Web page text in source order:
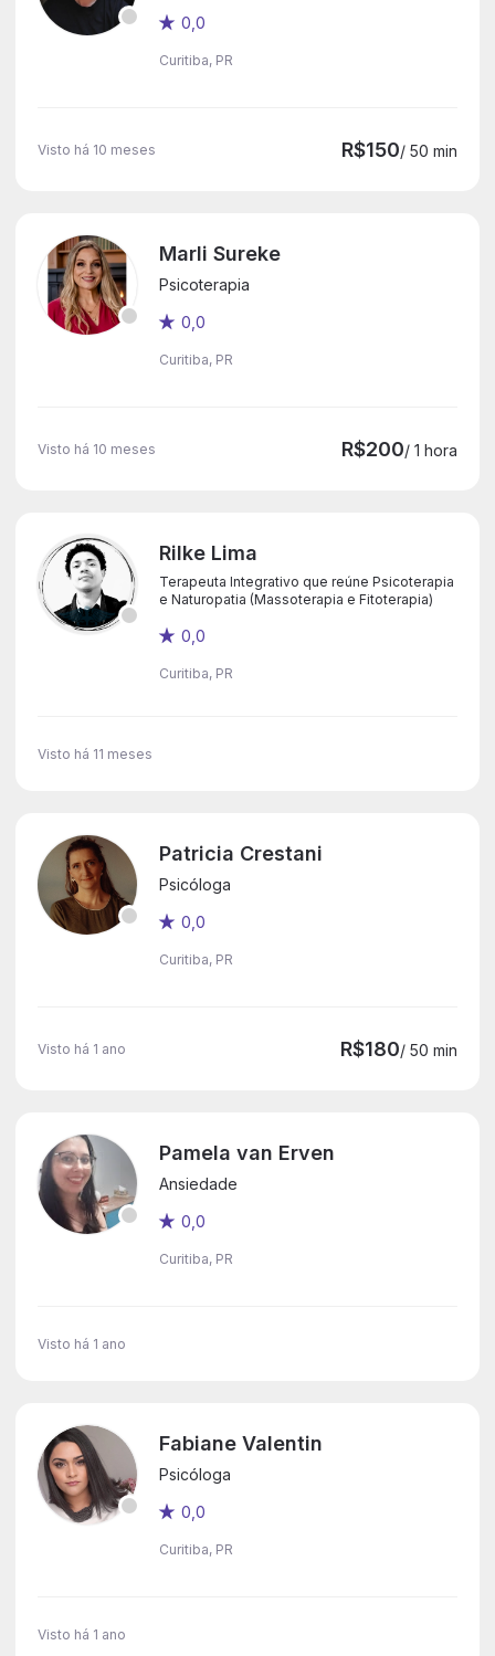
0,0
Curitiba, PR
Visto há 10 meses R$150/ 50 min
Marli Sureke
Psicoterapia
0,0
Curitiba, PR
Visto há 10 meses R$200/ 1 hora
Rilke Lima
Terapeuta Integrativo que reúne Psicoterapia
e Naturopatia (Massoterapia e Fitoterapia)
0,0
Curitiba, PR
Visto há 11 meses
Patricia Crestani
Psicóloga
0,0
Curitiba, PR
Visto há 1 ano R$180/ 50 min
Pamela van Erven
Ansiedade
0,0
Curitiba, PR
Visto há 1 ano
Fabiane Valentin
Psicóloga
0,0
Curitiba, PR
Visto há 1 ano